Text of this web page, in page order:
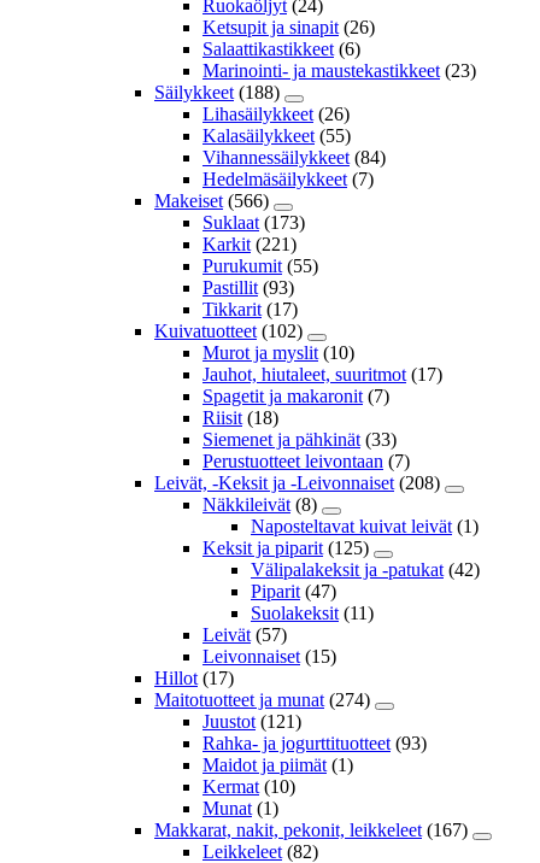
Ruokaöljyt (24)
Ketsupit ja sinapit (26)
Salaattikastikkeet (6)
Marinointi- ja maustekastikkeet (23)
Säilykkeet (188)
Lihasäilykkeet (26)
Kalasäilykkeet (55)
Vihannessäilykkeet (84)
Hedelmäsäilykkeet (7)
Makeiset (566)
Suklaat (173)
Karkit (221)
Purukumit (55)
Pastillit (93)
Tikkarit (17)
Kuivatuotteet (102)
Murot ja myslit (10)
Jauhot, hiutaleet, suuritmot (17)
Spagetit ja makaronit (7)
Riisit (18)
Siemenet ja pähkinät (33)
Perustuotteet leivontaan (7)
Leivät, -Keksit ja -Leivonnaiset (208)
Näkkileivät (8)
Naposteltavat kuivat leivät (1)
Keksit ja piparit (125)
Välipalakeksit ja -patukat (42)
Piparit (47)
Suolakeksit (11)
Leivät (57)
Leivonnaiset (15)
Hillot (17)
Maitotuotteet ja munat (274)
Juustot (121)
Rahka- ja jogurttituotteet (93)
Maidot ja piimät (1)
Kermat (10)
Munat (1)
Makkarat, nakit, pekonit, leikkeleet (167)
Leikkeleet (82)